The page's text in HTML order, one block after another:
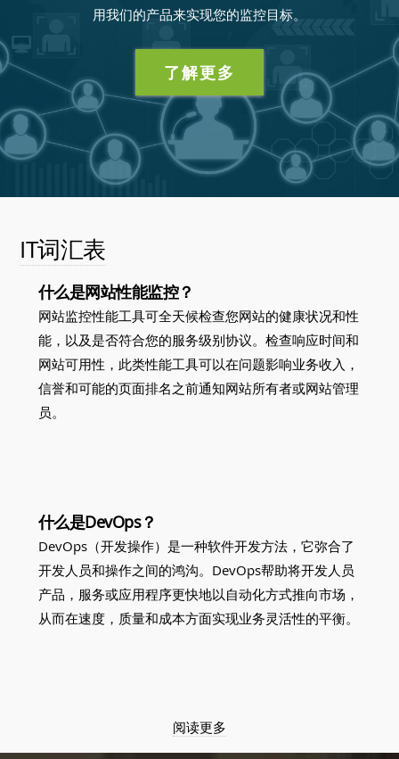
用我们的产品来实现您的监控目标。
了解更多
IT词汇表
什么是网站性能监控？
网站监控性能工具可全天候检查您网站的健康状况和性
能，以及是否符合您的服务级别协议。检查响应时间和
网站可用性，此类性能工具可以在问题影响业务收入，
信誉和可能的页面排名之前通知网站所有者或网站管理
员。
什么是DevOps？
DevOps（开发操作）是一种软件开发方法，它弥合了
开发人员和操作之间的鸿沟。DevOps帮助将开发人员
产品，服务或应用程序更快地以自动化方式推向市场，
从而在速度，质量和成本方面实现业务灵活性的平衡。
阅读更多